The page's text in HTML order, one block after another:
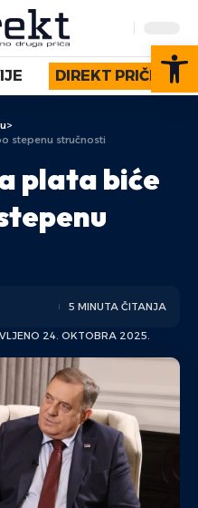
DIREKT PRIČE
>
stepenu stručnosti
plata biće
24. OKTOBRA 2025.
5 MINUTA ČITANJA